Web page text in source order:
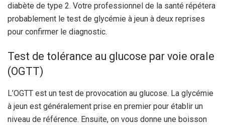
diabète de type 2. Votre professionnel de la santé répétera
probablement le test de glycémie à jeun à deux reprises
pour confirmer le diagnostic.
Test de tolérance au glucose par voie orale
(OGTT)
L’OGTT est un test de provocation au glucose. La glycémie
à jeun est généralement prise en premier pour établir un
niveau de référence. Ensuite, on vous donne une boisson